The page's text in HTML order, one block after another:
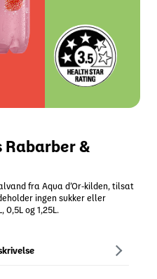
Rabarber &
fra Aqua d’Or-kilden, tilsat
ingen sukker eller
og 1,25L.